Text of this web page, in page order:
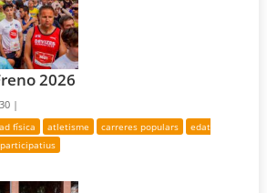
2026
|
física atletisme carreres populars
edat